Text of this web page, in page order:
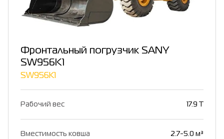
Фронтальный погрузчик SANY
SW956K1
SW956K1
Рабочий вес 17.9 T
Вместимость ковша 2.7-5.0 м³